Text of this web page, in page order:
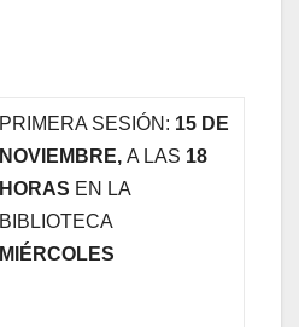
PRIMERA SESIÓN: 15 DE
NOVIEMBRE,A LAS 18
HORAS EN LA
BIBLIOTECA
MIÉRCOLES